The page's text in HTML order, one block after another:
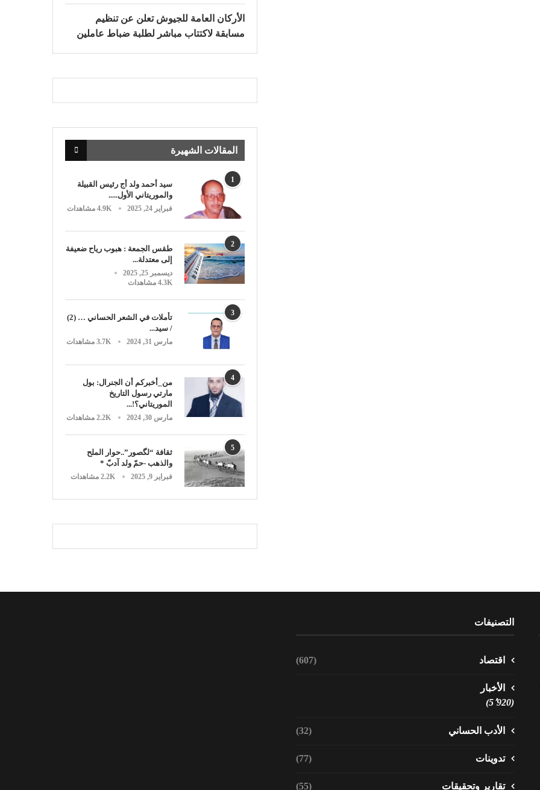
الأركان العامة للجيوش تعلن عن تنظيم
مسابقة لاكتتاب مباشر لطلبة ضباط عاملين
المقالات الشهيرة
1
سيد أحمد ولد أج رئيس القبيلة
والموريتاني الأول.....
فبراير 24, 2025 4.9K مشاهدات
2
طقس الجمعة : هبوب رياح ضعيفة
إلى معتدلة...
ديسمبر 25, 2025
4.3K مشاهدات
3
تأملات في الشعر الحساني … (2)
/ سيد...
مارس 31, 2024 3.7K مشاهدات
4
من_أخبركم أن الجنرال: بول
مارتي رسول التاريخ
الموريتاني؟!...
مارس 30, 2024 2.2K مشاهدات
5
ثقافة “لگصور”..حوار الملح
والذهب -حمّ ولد آدبّ *
فبراير 9, 2025 2.2K مشاهدات
التصنيفات
اقتصاد (607)
الأخبار
(5٬920)
الأدب الحساني (32)
تدوينات (77)
تقارير وتحقيقات (55)